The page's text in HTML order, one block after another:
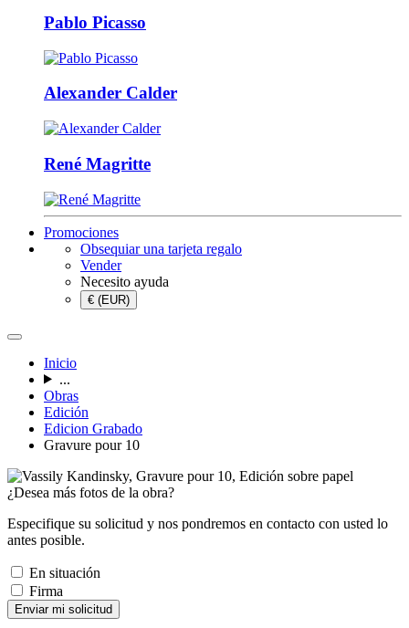
Pablo Picasso
Alexander Calder
René Magritte
Promociones
Obsequiar una tarjeta regalo
Vender
Necesito ayuda
€ (EUR)
Inicio
...
Obras
Edición
Edicion Grabado
Gravure pour 10
¿Desea más fotos de la obra?
Especifique su solicitud y nos pondremos en contacto con usted lo
antes posible.
En situación
Firma
Enviar mi solicitud